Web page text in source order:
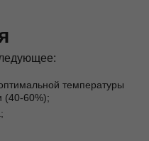
температуры
(40-60%);